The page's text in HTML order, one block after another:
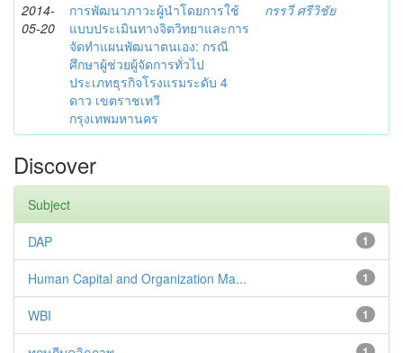
2014-
05-20
การพัฒนาภาวะผู้นำโดยการใช้
แบบประเมินทางจิตวิทยาและการ
จัดทำแผนพัฒนาตนเอง: กรณี
ศึกษาผู้ช่วยผู้จัดการทั่วไป
ประเภทธุรกิจโรงแรมระดับ 4
ดาว เขตราชเทวี
กรุงเทพมหานคร
กรรวี ศรีวิชัย
Discover
Subject
1
DAP
1
Human Capital and Organization Ma...
1
WBI